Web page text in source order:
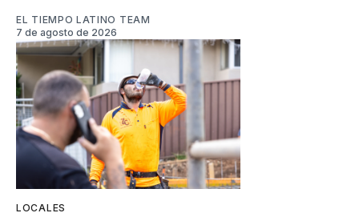
EL TIEMPO LATINO TEAM
7 de agosto de 2026
LOCALES